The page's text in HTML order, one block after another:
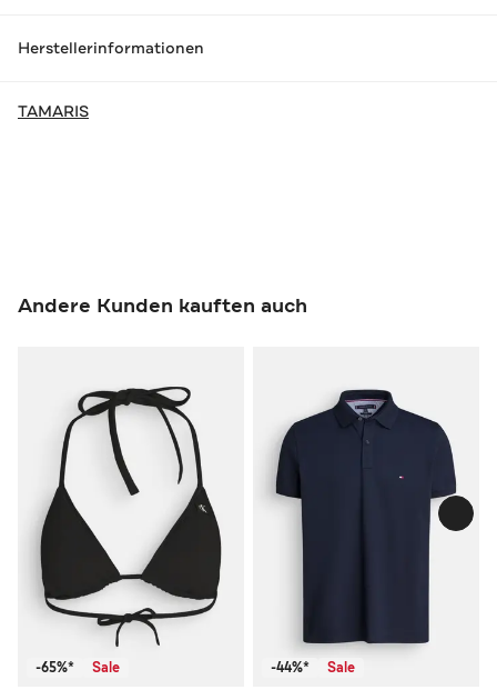
Herstellerinformationen
TAMARIS
Andere Kunden kauften auch
-65%* Sale -44%* Sale